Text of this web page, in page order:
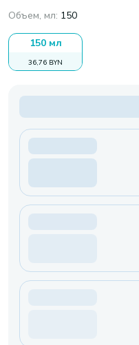
Объем, мл: 150
150 мл
36,76 BYN